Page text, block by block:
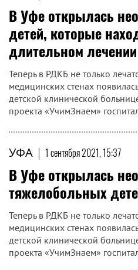
В Уфе открылась
детей, которые
длительном
Теперь в РДКБ не только
медицинских стенах
детской клинической
проекта «УчимЗнаем»
УФА | 1 сентября 2021, 15:37
В Уфе открылась
тяжелобольных
Теперь в РДКБ не только
медицинских стенах
детской клинической
проекта «УчимЗнаем»